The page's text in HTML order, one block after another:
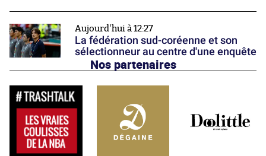
Aujourd'hui à 12:27
La fédération sud-coréenne et son
sélectionneur au centre d'une enquête
Nos partenaires